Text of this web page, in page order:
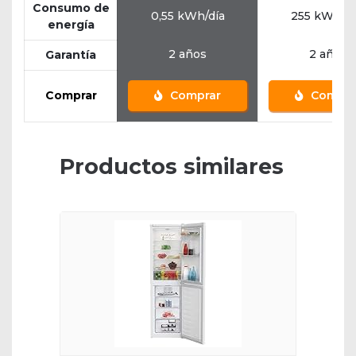
Consumo de
energía
0,55 kWh/día 255 kWh/
Garantía 2 años 2 años
Comprar Comprar
Productos similares